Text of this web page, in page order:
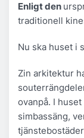
Enligt den
traditionell
Nu ska huset i
Zin arkitektur
ovanpå. I
simbassäng,